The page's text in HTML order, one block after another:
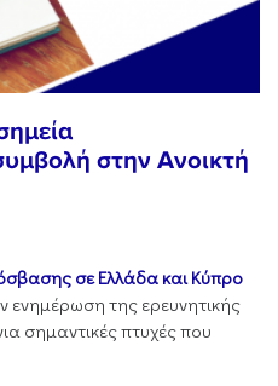
στην Ανοικτή
σε Ελλάδα και Κύπρο
ενημέρωση της ερευνητικής
σημαντικές πτυχές που